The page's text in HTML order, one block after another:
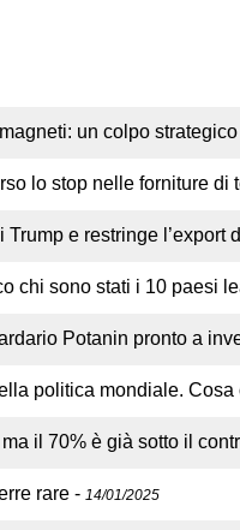
un colpo
lo stop nelle forniture di
e restringe l’export
chi sono stati i 10 paesi
Potanin pronto a
politica mondiale. Cosa
il 70% è già sotto il
rare - 14/01/2025